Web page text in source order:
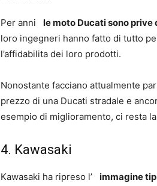
Per anni le moto Ducati sono
loro ingegneri hanno fatto di tutto
l’affidabilita dei loro prodotti.
Nonostante facciano attualmente
prezzo di una Ducati stradale e
esempio di miglioramento, ci resta la
4. Kawasaki
Kawasaki ha ripreso l’ immagine